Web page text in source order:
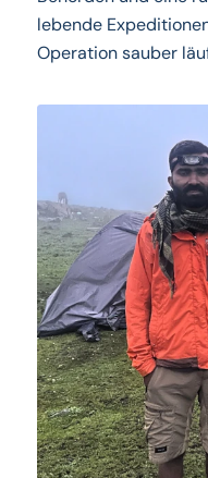
lebende
Operation sauber